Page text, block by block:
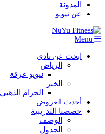
المدونة
عن نيويو
Menu
ابحث عن نادي
الرياض
نيويو عرقة
الخبر
الحزام الذهبي
أحدث العروض
حصصنا التدريبية
الوصف
الجدول